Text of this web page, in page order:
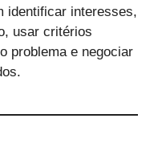
identificar interesses,
usar critérios
problema e negociar